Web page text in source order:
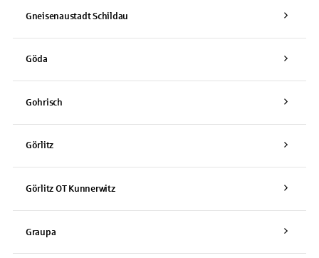
Gneisenaustadt Schildau
Göda
Gohrisch
Görlitz
Görlitz OT Kunnerwitz
Graupa